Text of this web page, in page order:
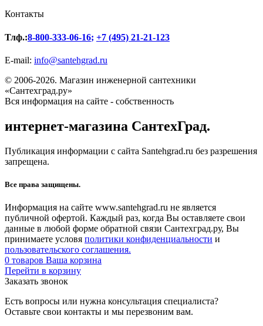
Контакты
Тлф.:8-800-333-06-16; +7 (495) 21-21-123
E-mail: info@santehgrad.ru
© 2006-2026. Магазин инженерной сантехники
«Сантехград.ру»
Вся информация на сайте - собственность
интернет-магазина СантехГрад.
Публикация информации с сайта Santehgrad.ru без разрешения
запрещена.
Все права защищены.
Информация на сайте www.santehgrad.ru не является
публичной офертой. Каждый раз, когда Вы оставляете свои
данные в любой форме обратной связи Сантехград.ру, Вы
принимаете условя политики конфиденциальности и
пользовательского соглашения.
0 товаров Ваша корзина
Перейти в корзину
Заказать звонок
Есть вопросы или нужна консультация специалиста?
Оставьте свои контакты и мы перезвоним вам.